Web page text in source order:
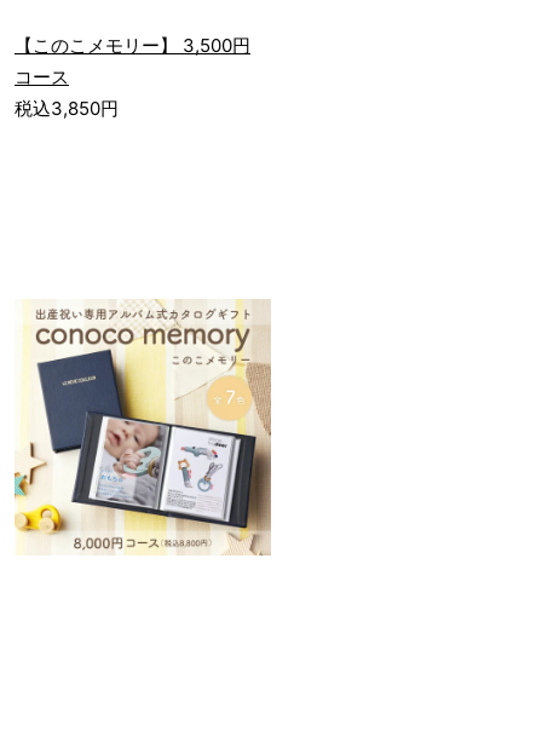
【このこメモリー】 3,500円
コース
税込3,850円